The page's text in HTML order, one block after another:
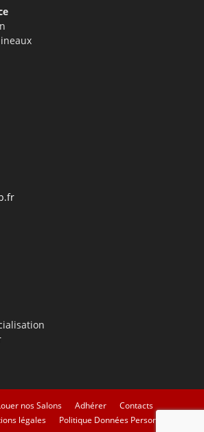
nos Salons Adhérer
Contacts
légales Politique Données Personnelles